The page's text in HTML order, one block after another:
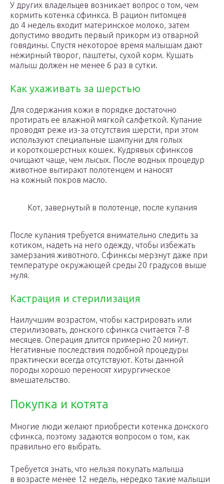
У других владельцев возникает вопрос о том, чем
кормить котенка сфинкса. В рацион питомцев
до 4 недель входит материнское молоко, затем
допустимо вводить первый прикорм из отварной
говядины. Спустя некоторое время малышам дают
нежирный творог, паштеты, сухой корм. Кушать
малыш должен не менее 6 раз в сутки.
Как ухаживать за шерстью
Для содержания кожи в порядке достаточно
протирать ее влажной мягкой салфеткой. Купание
проводят реже из-за отсутствия шерсти, при этом
используют специальные шампуни для голых
и короткошерстных кошек. Кудрявых сфинксов
очищают чаще, чем лысых. После водных процедур
животное вытирают полотенцем и наносят
на кожный покров масло.
Кот, завернутый в полотенце, после купания
После купания требуется внимательно следить за
котиком, надеть на него одежду, чтобы избежать
замерзания животного. Сфинксы мерзнут даже при
температуре окружающей среды 20 градусов выше
нуля.
Кастрация и стерилизация
Наилучшим возрастом, чтобы кастрировать или
стерилизовать, донского сфинкса считается 7-8
месяцев. Операция длится примерно 20 минут.
Негативные последствия подобной процедуры
практически всегда отсутствуют. Коты данной
породы хорошо переносят хирургическое
вмешательство.
Покупка и котята
Многие люди желают приобрести котенка донского
сфинкса, поэтому задаются вопросом о том, как
правильно его выбрать.
Требуется знать, что нельзя покупать малыша
в возрасте менее 12 недель, нередко такие малыши